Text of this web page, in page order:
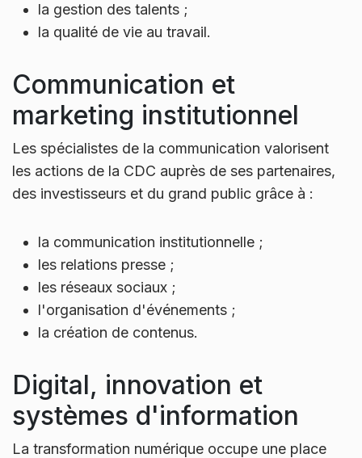
la gestion des talents ;
la qualité de vie au travail.
Communication et
marketing institutionnel
Les spécialistes de la communication valorisent
les actions de la CDC auprès de ses partenaires,
des investisseurs et du grand public grâce à :
la communication institutionnelle ;
les relations presse ;
les réseaux sociaux ;
l'organisation d'événements ;
la création de contenus.
Digital, innovation et
systèmes d'information
La transformation numérique occupe une place